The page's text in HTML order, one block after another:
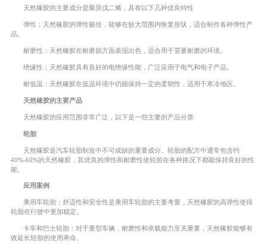
天然橡胶的主要成分是聚异戊二烯，具有以下几种优良特性
弹性：天然橡胶的弹性极佳，能够在较大范围内恢复形状，适合制作各种弹性产
品。
耐磨性：天然橡胶在耐磨损方面表现出色，适合用于需要耐磨的环境。
绝缘性：天然橡胶具有良好的电绝缘性能，广泛应用于电气和电子产品。
耐低温：天然橡胶在低温环境中仍能保持一定的柔韧性，适用于寒冷地区。
天然橡胶的主要产品
天然橡胶的应用范围非常广泛，以下是一些主要的产品分类
轮胎
天然橡胶是汽车轮胎制造中不可或缺的重要成分。轮胎的配方中通常包含约
40%-60%的天然橡胶，其优良的弹性和耐磨性使轮胎在各种路况下都能保持良好的性
能。
应用案例
乘用车轮胎：舒适性和安全性是乘用车轮胎的主要考量，天然橡胶的高弹性使得
轮胎在行驶中更加稳定。
卡车和巴士轮胎：对于重型车辆，耐磨性和承载能力至关重要，天然橡胶能够有
效延长轮胎的使用寿命。